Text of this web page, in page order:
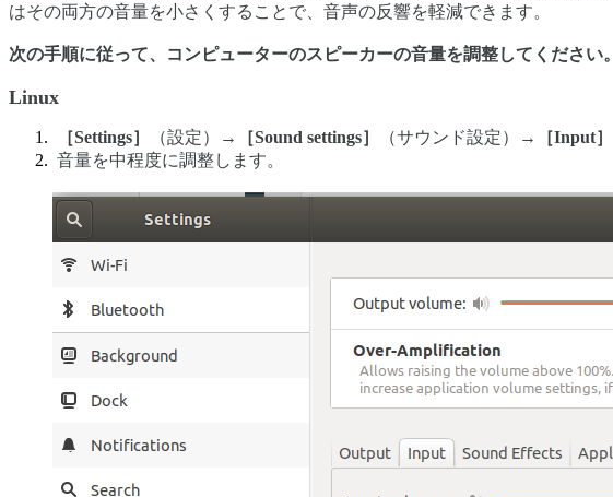
はその両方の音量を小さくすることで、音声の反響を軽減できます。
次の手順に従って、コンピューターのスピーカーの音量を調整してください。
Linux
［Settings］ （設定）→ ［Sound settings］ （サウンド設定）→ ［Input］
音量を中程度に調整します。